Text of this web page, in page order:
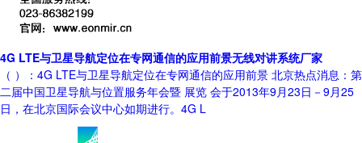
4G LTE与卫星导航定位在专网通信的应用前景无线对讲系统厂家
（ ）：4G LTE与卫星导航定位在专网通信的应用前景 北京热点消息：第
二届中国卫星导航与位置服务年会暨 展览 会于2013年9月23日－9月25
日，在北京国际会议中心如期进行。4G L